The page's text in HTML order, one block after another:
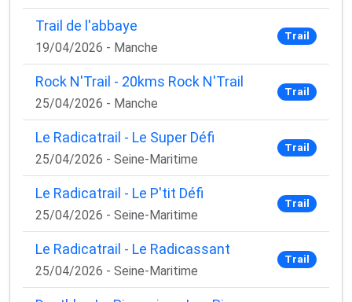
Trail de l'abbaye
19/04/2026 - Manche
Trail
Rock N'Trail - 20kms Rock N'Trail
25/04/2026 - Manche
Trail
Le Radicatrail - Le Super Défi
25/04/2026 - Seine-Maritime
Trail
Le Radicatrail - Le P'tit Défi
25/04/2026 - Seine-Maritime
Trail
Le Radicatrail - Le Radicassant
25/04/2026 - Seine-Maritime
Trail